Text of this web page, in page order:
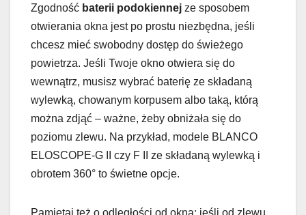
Zgodność baterii podokiennej ze sposobem
otwierania okna jest po prostu niezbędna, jeśli
chcesz mieć swobodny dostęp do świeżego
powietrza. Jeśli Twoje okno otwiera się do
wewnątrz, musisz wybrać baterię ze składaną
wylewką, chowanym korpusem albo taką, którą
można zdjąć – ważne, żeby obniżała się do
poziomu zlewu. Na przykład, modele BLANCO
ELOSCOPE-G II czy F II ze składaną wylewką i
obrotem 360° to świetne opcje.
Pamiętaj też o odległości od okna: jeśli od zlewu